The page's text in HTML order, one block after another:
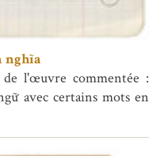
nghĩa
l'œuvre commentée :
avec certains mots en